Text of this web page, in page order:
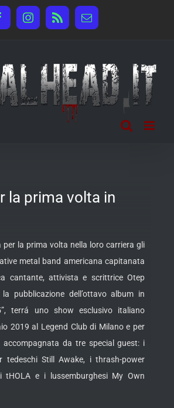
Instagram
Rss Email
la prima volta in
per la prima volta nella loro carriera gli
metal band americana capitanata
cantante, attivista e scrittrice Otep
pubblicazione dell’ottavo album in
terrá uno show esclusivo italiano
2019 al Legend Club di Milano e per
accompagnata da tre special guest: i
tedeschi Still Awake, i thrash-power
tHOLA e i lussemburghesi My Own